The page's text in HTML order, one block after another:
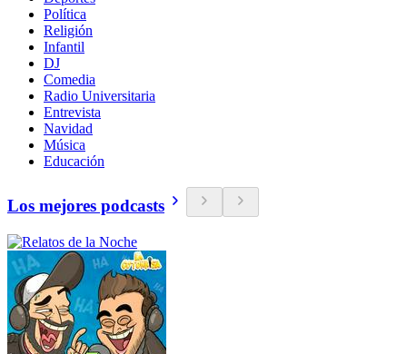
Política
Religión
Infantil
DJ
Comedia
Radio Universitaria
Entrevista
Navidad
Música
Educación
Los mejores podcasts